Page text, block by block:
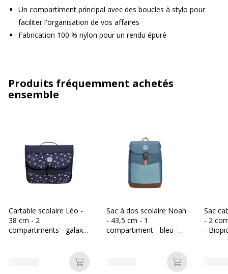
Un compartiment principal avec des boucles à stylo pour
faciliter l'organisation de vos affaires
Fabrication 100 % nylon pour un rendu épuré
Produits fréquemment achetés
ensemble
Cartable scolaire Léo -
38 cm - 2
compartiments - galaxy
Ajouter au panier
Sac à dos scolaire Noah
- 43,5 cm - 1
compartiment - bleu -
Ajouter au
Sac
- 2
-